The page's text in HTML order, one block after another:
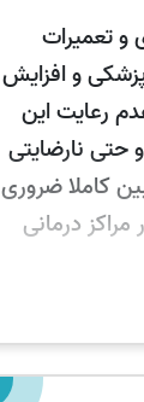
و تعميرات
و افزايش
رعايت اين
حتی نارضايتی
کاملا ضروری
درمانی